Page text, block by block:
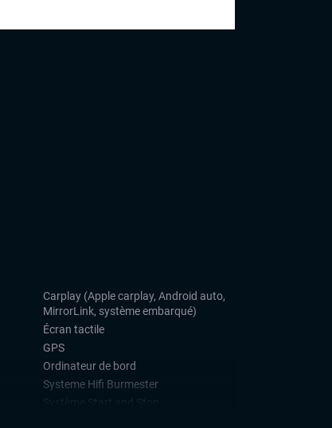
Carplay (Apple carplay, Android auto,
MirrorLink, système embarqué)
Écran tactile
GPS
Ordinateur de bord
Systeme Hifi Burmester